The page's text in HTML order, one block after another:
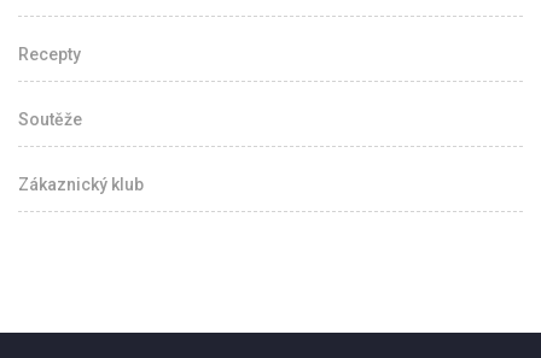
Recepty
Soutěže
Zákaznický klub